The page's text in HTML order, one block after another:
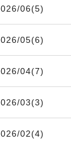
06(5)
05(6)
04(7)
03(3)
02(4)